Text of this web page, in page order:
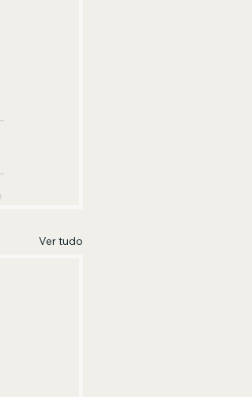
Ver tudo